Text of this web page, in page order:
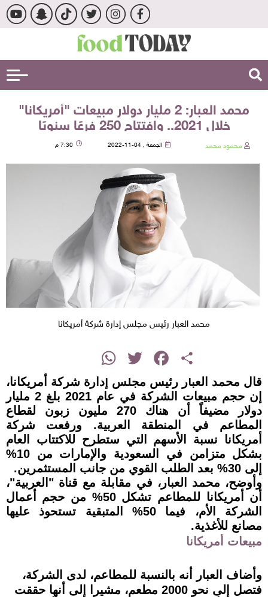
محمد العبار: 2 مليار دولار مبيعات "أمريكانا"
خلال 2021.. وافتتاح 250 فرعًا سنويًا
محمود محمد الجمعة , 04-11-2022 7:30 م
محمد العبار رئيس مجلس إدارة شركة أمريكانا
Share
Facebook
Twitter
WhatsApp
قال محمد العبار رئيس مجلس إدارة شركة أمريكانا،
إن حجم مبيعات الشركة في عام 2021 بلغ 2 مليار
دولار مضيفاً أن هناك 270 مليون زبون لقطاع
المطاعم في المنطقة العربية. ورفعت شركة
أمريكانا نسبة الأسهم التي ستطرح للاكتتاب العام
بشكل متزامن في السعودية والإمارات من 10%
إلى 30% بعد الطلب القوي من جانب المستثمرين.
وأوضح، محمد العبار، في مقابلة مع قناة "العربية"،
أن أمريكانا للمطاعم تشكل 50% من حجم أعمال
الشركة الأم، فيما 50% المتبقية تستحوذ عليها
مصانع للأغذية.
مبيعات أمريكانا
وأضاف العبار أنه بالنسبة للمطاعم، لدى الشركة،
فتصل إلى نحو 2000 مطعم، مشيرا إلى أنها حققت